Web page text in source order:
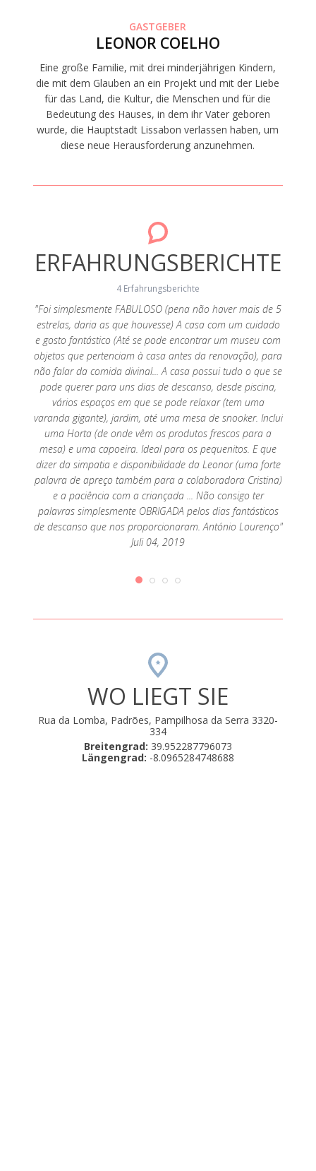
GASTGEBER
LEONOR COELHO
Eine große Familie, mit drei minderjährigen Kindern,
die mit dem Glauben an ein Projekt und mit der Liebe
für das Land, die Kultur, die Menschen und für die
Bedeutung des Hauses, in dem ihr Vater geboren
wurde, die Hauptstadt Lissabon verlassen haben, um
diese neue Herausforderung anzunehmen.
ERFAHRUNGSBERICHTE
4 Erfahrungsberichte
"Foi simplesmente FABULOSO (pena não haver mais de 5
estrelas, daria as que houvesse) A casa com um cuidado
e gosto fantástico (Até se pode encontrar um museu com
objetos que pertenciam à casa antes da renovação), para
não falar da comida divinal... A casa possui tudo o que se
pode querer para uns dias de descanso, desde piscina,
vários espaços em que se pode relaxar (tem uma
varanda gigante), jardim, até uma mesa de snooker. Inclui
uma Horta (de onde vêm os produtos frescos para a
mesa) e uma capoeira. Ideal para os pequenitos. E que
dizer da simpatia e disponibilidade da Leonor (uma forte
palavra de apreço também para a colaboradora Cristina)
e a paciência com a criançada ... Não consigo ter
palavras simplesmente OBRIGADA pelos dias fantásticos
de descanso que nos proporcionaram. António Lourenço"
Juli 04, 2019
WO LIEGT SIE
Rua da Lomba, Padrões, Pampilhosa da Serra 3320-
334
Breitengrad: 39.952287796073
Längengrad: -8.0965284748688